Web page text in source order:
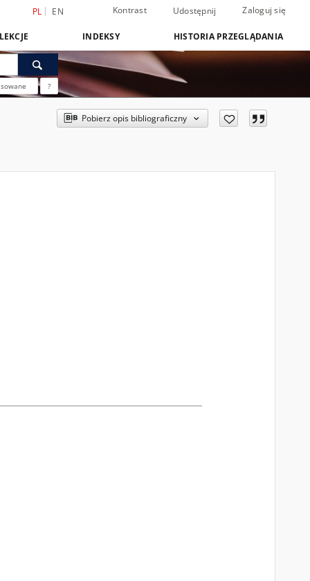
PL EN Kontrast Udostępnij Zaloguj się
INDEKSY HISTORIA PRZEGLĄDANIA
?
Pobierz opis bibliograficzny